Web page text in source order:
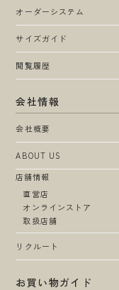
オーダーシステム
サイズガイド
閲覧履歴
会社情報
会社概要
ABOUT US
店舗情報
直営店
オンラインストア
取扱店舗
リクルート
お買い物ガイド